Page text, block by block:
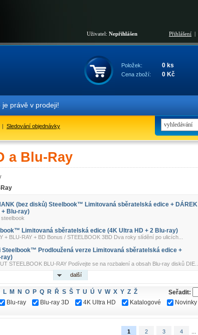
Uživatel: Nepřihlášen Přihlášení |
Položek: 0 ks
Cena zboží: 0 Kč
v prodeji!
| Sledování objednávky
a Blu-Ray
další
(bez disků) Steelbook™ Limitovaná sběratelská edice + DÁREK
Blu-ray)
steelbook
Limitovaná sběratelská edice (4K Ultra HD + 2 Blu-ray)
+ BLU-RAY + BD Bonus / STEELBOOK 3BD Dva roky slídění po ulicích...
Steelbook™ Prodloužená verze Limitovaná sběratelská edice +
ray)
STEELBOOK BLU-RAY Podívejte se na rozbalení a obsah Blu-ray disků DIE...
L M N O P Q R Ř S Š T U Ú V W X Y Z Ž
Seřadit:
Blu-ray Blu-ray 3D 4K Ultra HD Katalogové
Novinky
1 2 3 4